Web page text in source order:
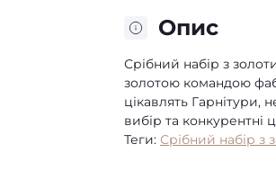
Опис
Срібний набір з
золотою командою
цікавлять Гарнітури,
вибір та конкурентні
Теги: Срібний набір з